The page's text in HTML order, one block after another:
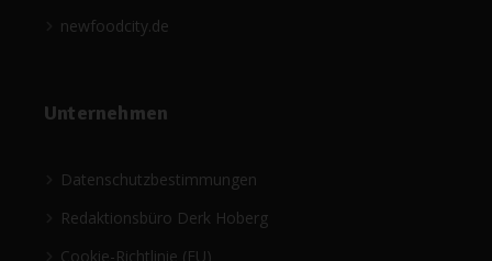
newfoodcity.de
Unternehmen
Datenschutzbestimmungen
Redaktionsbüro Derk Hoberg
Cookie-Richtlinie (EU)